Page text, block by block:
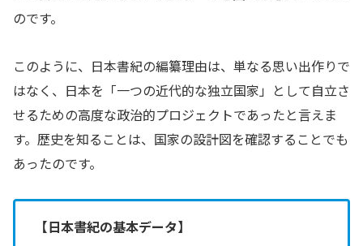
のです。
このように、日本書紀の編纂理由は、単なる思い出作りで
はなく、日本を「一つの近代的な独立国家」として自立さ
せるための高度な政治的プロジェクトであったと言えま
す。歴史を知ることは、国家の設計図を確認することでも
あったのです。
【日本書紀の基本データ】